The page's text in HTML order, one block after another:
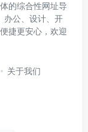
的综合性网址导
办公、设计、开
捷更安心，欢迎
关于我们